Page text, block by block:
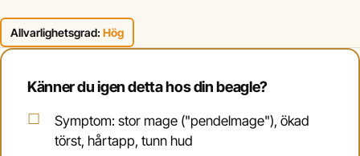
Allvarlighetsgrad: Hög
Känner du igen detta hos din beagle?
Symptom: stor mage ("pendelmage"), ökad
törst, hårtapp, tunn hud